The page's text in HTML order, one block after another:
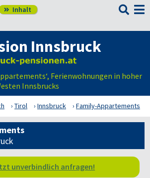
 Inhalt 
Innsbruck
Ferienwohnungen in hoher
Innsbrucks
Tirol Innsbruck Family-Appartements
unverbindlich anfragen!